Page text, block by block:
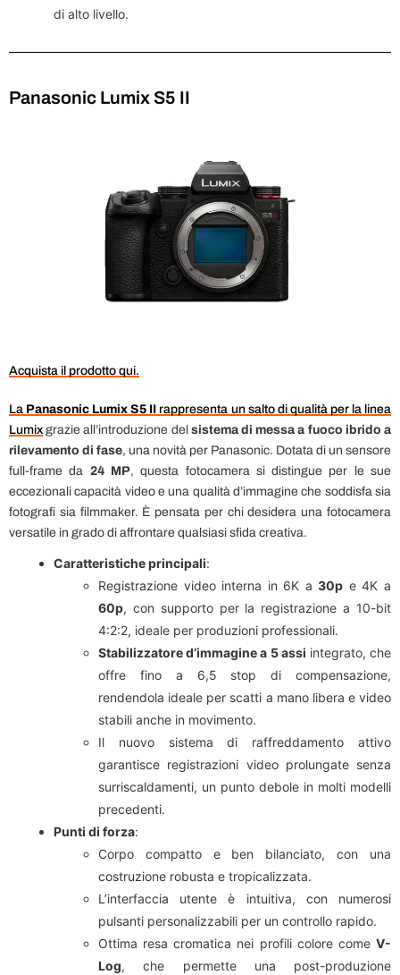
di alto livello.
Panasonic Lumix S5 II
Acquista il prodotto qui.
La Panasonic Lumix S5 II rappresenta un salto di qualità per la linea
Lumix grazie all’introduzione del sistema di messa a fuoco ibrido a
rilevamento di fase, una novità per Panasonic. Dotata di un sensore
full-frame da 24 MP, questa fotocamera si distingue per le sue
eccezionali capacità video e una qualità d’immagine che soddisfa sia
fotografi sia filmmaker. È pensata per chi desidera una fotocamera
versatile in grado di affrontare qualsiasi sfida creativa.
Caratteristiche principali:
Registrazione video interna in 6K a30p e 4K a
60p, con supporto per la registrazione a 10-bit
4:2:2, ideale per produzioni professionali.
Stabilizzatore d’immagine a 5 assi integrato, che
offre fino a 6,5 stop di compensazione,
rendendola ideale per scatti a mano libera e video
stabili anche in movimento.
Il nuovo sistema di raffreddamento attivo
garantisce registrazioni video prolungate senza
surriscaldamenti, un punto debole in molti modelli
precedenti.
Punti di forza:
Corpo compatto e ben bilanciato, con una
costruzione robusta e tropicalizzata.
L’interfaccia utente è intuitiva, con numerosi
pulsanti personalizzabili per un controllo rapido.
Ottima resa cromatica nei profili colore come V-
Log, che permette una post-produzione